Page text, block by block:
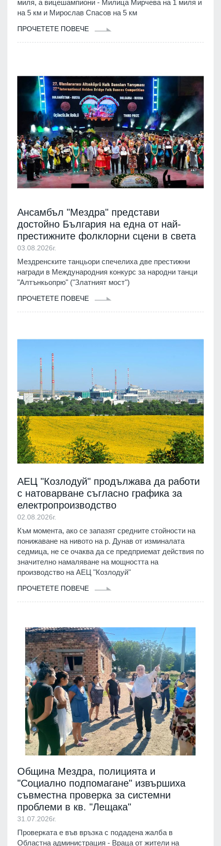
миля, а вицешампиони - Милица Мирчева на 1 миля и
на 5 км и Мирослав Спасов на 5 км
ПРОЧЕТЕТЕ ПОВЕЧЕ
Ансамбъл "Мездра" представи
достойно България на една от най-
престижните фолклорни сцени в света
03.08.2026г.
Мездренските танцьори спечелиха две престижни
награди в Международния конкурс за народни танци
"Алтънкьопрю" ("Златният мост")
ПРОЧЕТЕТЕ ПОВЕЧЕ
АЕЦ "Козлодуй" продължава да работи
с натоварване съгласно графика за
електропроизводство
02.08.2026г.
Към момента, ако се запазят средните стойности на
понижаване на нивото на р. Дунав от изминалата
седмица, не се очаква да се предприемат действия по
значително намаляване на мощността на
производство на АЕЦ "Козлодуй"
ПРОЧЕТЕТЕ ПОВЕЧЕ
Община Мездра, полицията и
"Социално подпомагане" извършиха
съвместна проверка за системни
проблеми в кв. "Лещака"
31.07.2026г.
Проверката е във връзка с подадена жалба в
Областна администрация - Враца от жители на